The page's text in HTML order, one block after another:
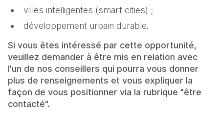
villes intelligentes (smart cities) ;
développement urbain durable.
Si vous êtes intéressé par cette opportunité,
veuillez demander à être mis en relation avec
l'un de nos conseillers qui pourra vous donner
plus de renseignements et vous expliquer la
façon de vous positionner via la rubrique "être
contacté".